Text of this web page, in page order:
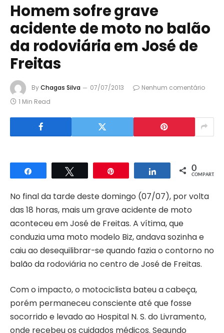
Homem sofre grave
acidente de moto no balão
da rodoviária em José de
Freitas
ByChagas Silva 07/07/2013
Nenhum comentário
1 Min Read
Compartilhar Compartilhar
0
COMPART.
No final da tarde deste domingo (07/07), por volta
das 18 horas, mais um grave acidente de moto
aconteceu em José de Freitas. A vítima, que
conduzia uma moto modelo Biz, andava sozinha e
caiu ao desequilibrar-se quando fazia o contorno no
balão da rodoviária no centro de José de Freitas.
Com o impacto, o motociclista bateu a cabeça,
porém permaneceu consciente até que fosse
socorrido e levado ao Hospital N. S. do Livramento,
onde recebeu os cuidados médicos. Segundo